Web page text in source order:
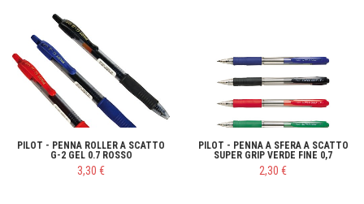
PILOT - PENNA ROLLER A SCATTO
G-2 GEL 0.7 ROSSO
3,30 €
PILOT - PENNA A SFERA A SCATTO
SUPER GRIP VERDE FINE 0,7
2,30 €